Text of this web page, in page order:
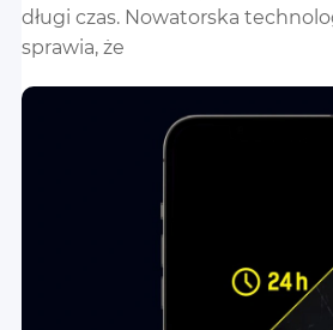
długi czas. Nowatorska
sprawia, że